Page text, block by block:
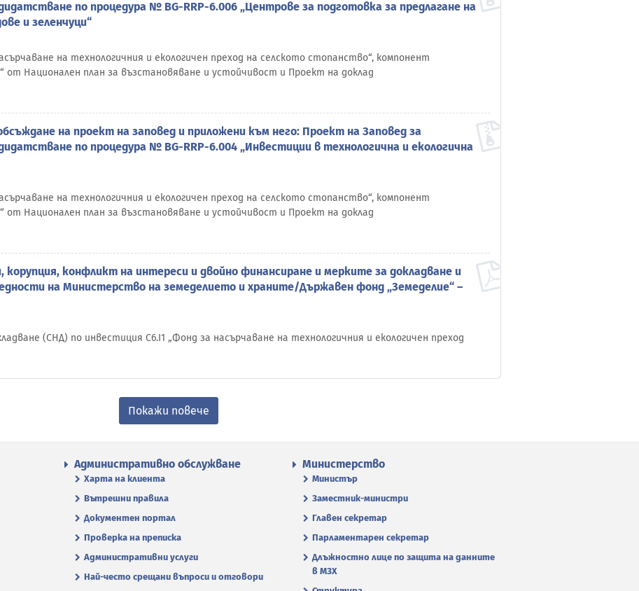
по процедура № BG-RRP-6.006 „Центрове за подготовка за предлагане на
и зеленчуци“
на технологичния и екологичен преход на селското стопанство“, компонент
от Национален план за възстановяване и устойчивост и Проект на доклад
на проект на заповед и приложени към него: Проект на Заповед за
по процедура № BG-RRP-6.004 „Инвестиции в технологична и екологична
на технологичния и екологичен преход на селското стопанство“, компонент
от Национален план за възстановяване и устойчивост и Проект на доклад
корупция, конфликт на интереси и двойно финансиране и мерките за докладване и
на Министерство на земеделието и храните/Държавен фонд „Земеделие“ –
(СНД) по инвестиция С6.I1 „Фонд за насърчаване на технологичния и екологичен преход
Покажи повече
Административно обслужване
Харта на клиента
Вътрешни правила
Документен портал
Проверка на преписка
Административни услуги
Най-често срещани въпроси и отговори
Министерство
Министър
Заместник-министри
Главен секретар
Парламентарен секретар
Длъжностно лице по защита на данните
в МЗХ